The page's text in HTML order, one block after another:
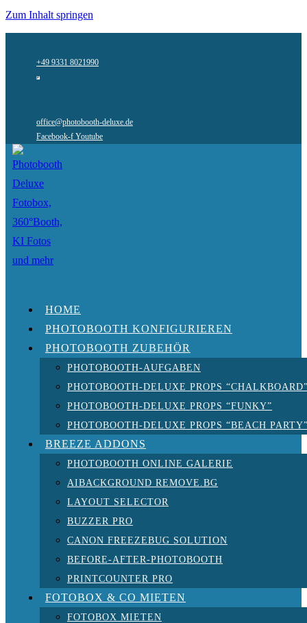
Zum Inhalt springen
+49 9331 8021990
office@photobooth-deluxe.de
Facebook-f Youtube
HOME
PHOTOBOOTH KONFIGURIEREN
PHOTOBOOTH ZUBEHÖR
PHOTOBOOTH-AUFGABEN
PHOTOBOOTH-DELUXE PROPS
PHOTOBOOTH-DELUXE PROPS “FUNKY”
PHOTOBOOTH-DELUXE PROPS “BEACH
BREEZE ADDONS
PHOTOBOOTH ONLINE GALERIE
AIBACKGROUND REMOVE.BG
LAYOUT SELECTOR
BUZZER PRO
CANON FREEZEBUG SOLUTION
BEFORE-AFTER-PHOTOBOOTH
PRINTCOUNTER PRO
FOTOBOX & CO MIETEN
FOTOBOX MIETEN